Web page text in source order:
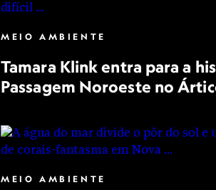
MEIO AMBIENTE
Tamara Klink entra para a
Passagem Noroeste no
MEIO AMBIENTE